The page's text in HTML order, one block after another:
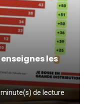
les
de lecture